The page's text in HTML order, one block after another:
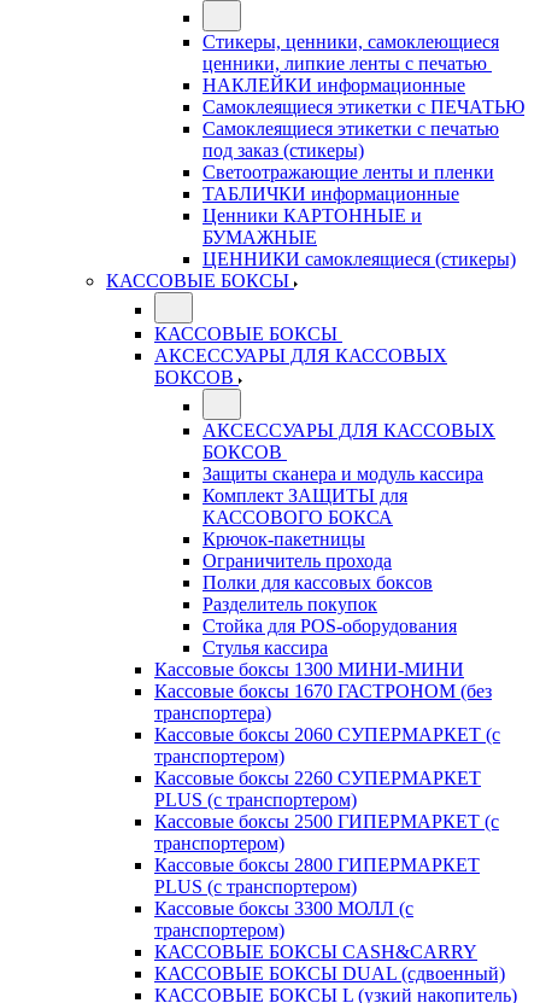
Стикеры, ценники, самоклеющиеся
ценники, липкие ленты с печатью
НАКЛЕЙКИ информационные
Самоклеящиеся этикетки с ПЕЧАТЬЮ
Самоклеящиеся этикетки с печатью
под заказ (стикеры)
Светоотражающие ленты и пленки
ТАБЛИЧКИ информационные
Ценники КАРТОННЫЕ и
БУМАЖНЫЕ
ЦЕННИКИ самоклеящиеся (стикеры)
КАССОВЫЕ БОКСЫ
КАССОВЫЕ БОКСЫ
АКСЕССУАРЫ ДЛЯ КАССОВЫХ
БОКСОВ
АКСЕССУАРЫ ДЛЯ КАССОВЫХ
БОКСОВ
Защиты сканера и модуль кассира
Комплект ЗАЩИТЫ для
КАССОВОГО БОКСА
Крючок-пакетницы
Ограничитель прохода
Полки для кассовых боксов
Разделитель покупок
Стойка для POS-оборудования
Стулья кассира
Кассовые боксы 1300 МИНИ-МИНИ
Кассовые боксы 1670 ГАСТРОНОМ (без
транспортера)
Кассовые боксы 2060 СУПЕРМАРКЕТ (с
транспортером)
Кассовые боксы 2260 СУПЕРМАРКЕТ
PLUS (с транспортером)
Кассовые боксы 2500 ГИПЕРМАРКЕТ (с
транспортером)
Кассовые боксы 2800 ГИПЕРМАРКЕТ
PLUS (с транспортером)
Кассовые боксы 3300 МОЛЛ (с
транспортером)
КАССОВЫЕ БОКСЫ CASH&CARRY
КАССОВЫЕ БОКСЫ DUAL (сдвоенный)
КАССОВЫЕ БОКСЫ L (узкий накопитель)